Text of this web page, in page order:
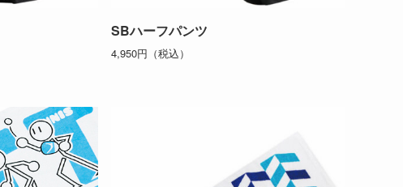
SBハーフパンツ
4,950円（税込）